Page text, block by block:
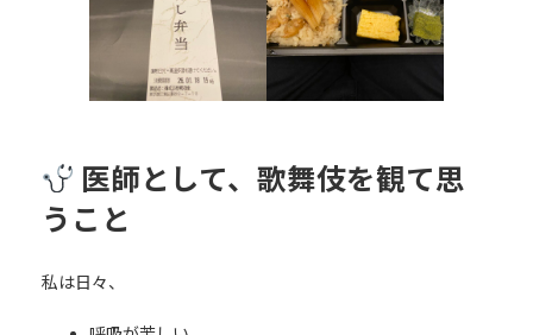
医師として、歌舞伎を観て思
うこと
私は日々、